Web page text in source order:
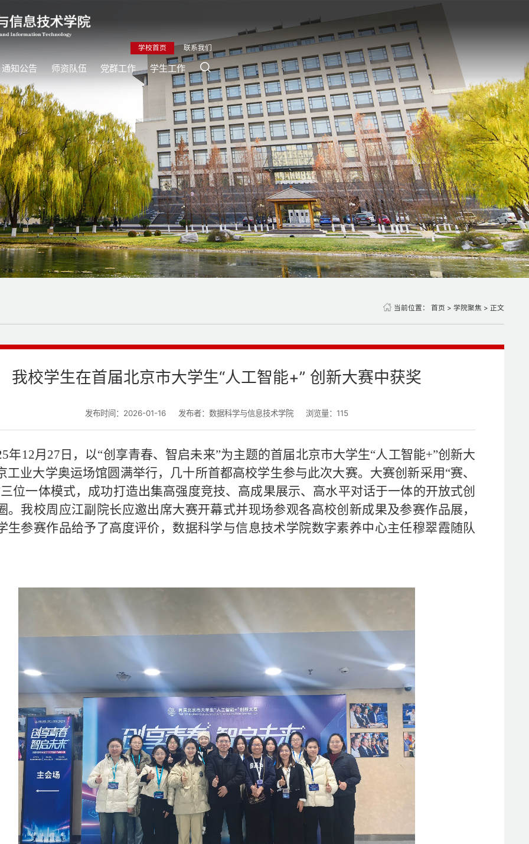
学校首页 联系我们
通知公告 师资队伍 党群工作 学生工作
当前位置： 首页 > 学院聚焦 > 正文
我校学生在首届北京市大学生“人工智能+” 创新大赛中获奖
发布时间：2026-01-16 发布者：数据科学与信息技术学院 浏览量： 115
年12月 27 日，以“创享青春、智启未来”为主题的首届北京市大学生“人工智能+”创新大
工业大学奥运场馆圆满举行，几十所首都高校学生参与此次大赛。 大赛创新采用 “赛、
三位一体模式，成功打造出集高强度竞技、高成果展示、高水平对话于一体的开放式创
。 我校周应江副院长应邀出席大赛开幕式并现场参观各高校创新成果及参赛作品展，
生参赛作品给予了高度评价，数据科学与信息技术学院数字素养中心主任穆翠霞随队